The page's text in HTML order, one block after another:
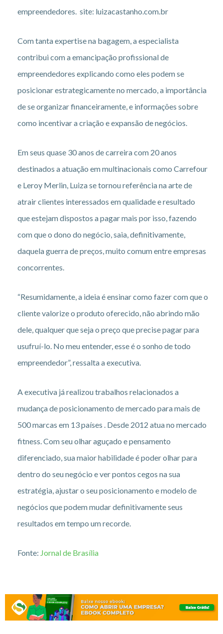
empreendedores. site: luizacastanho.com.br
Com tanta expertise na bagagem, a especialista
contribui com a emancipação profissional de
empreendedores explicando como eles podem se
posicionar estrategicamente no mercado, a importância
de se organizar financeiramente, e informações sobre
como incentivar a criação e expansão de negócios.
Em seus quase 30 anos de carreira com 20 anos
destinados a atuação em multinacionais como Carrefour
e Leroy Merlin, Luiza se tornou referência na arte de
atrair clientes interessados em qualidade e resultado
que estejam dispostos a pagar mais por isso, fazendo
com que o dono do negócio, saia, definitivamente,
daquela guerra de preços, muito comum entre empresas
concorrentes.
“Resumidamente, a ideia é ensinar como fazer com que o
cliente valorize o produto oferecido, não abrindo mão
dele, qualquer que seja o preço que precise pagar para
usufruí-lo. No meu entender, esse é o sonho de todo
empreendedor”, ressalta a executiva.
A executiva já realizou trabalhos relacionados a
mudança de posicionamento de mercado para mais de
500 marcas em 13 países . Desde 2012 atua no mercado
fitness. Com seu olhar aguçado e pensamento
diferenciado, sua maior habilidade é poder olhar para
dentro do seu negócio e ver pontos cegos na sua
estratégia, ajustar o seu posicionamento e modelo de
negócios que podem mudar definitivamente seus
resultados em tempo um recorde.
Fonte: Jornal de Brasília